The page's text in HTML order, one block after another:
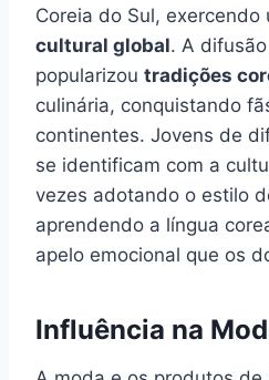
Coreia do Sul, exercendo
cultural global. A
popularizou tradições
culinária, conquistando
continentes. Jovens de
se identificam com a
vezes adotando o estilo
aprendendo a língua
apelo emocional que os
Influência na